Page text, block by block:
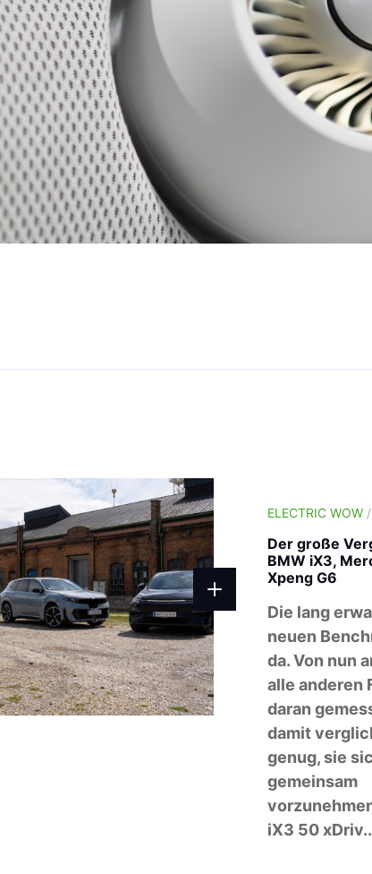
ELECTRIC WOW/
Der große
BMW iX3,
Xpeng G6
Die lang
neuen
da. Von nun
alle anderen
daran
damit
genug, sie
gemeinsam
iX3 50